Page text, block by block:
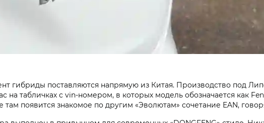
гибриды поставляются напрямую из Китая. Производство под
на табличках с vin-номером, в которых модель обозначается как
появится знакомое по другим «Эволютам» сочетание EAN,